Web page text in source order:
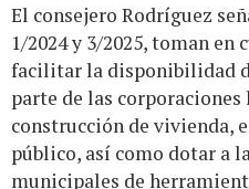
El consejero Rodríguez
1/2024 y 3/2025, toman en
facilitar la disponibilidad
parte de las corporaciones
construcción de vivienda,
público, así como dotar a
municipales de